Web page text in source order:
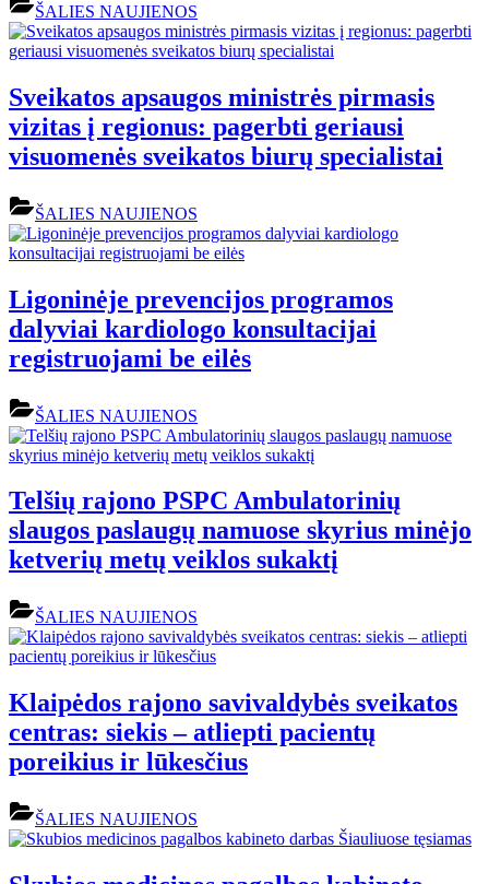
ŠALIES NAUJIENOS
Sveikatos apsaugos ministrės pirmasis
vizitas į regionus: pagerbti geriausi
visuomenės sveikatos biurų specialistai
ŠALIES NAUJIENOS
Ligoninėje prevencijos programos
dalyviai kardiologo konsultacijai
registruojami be eilės
ŠALIES NAUJIENOS
Telšių rajono PSPC Ambulatorinių
slaugos paslaugų namuose skyrius minėjo
ketverių metų veiklos sukaktį
ŠALIES NAUJIENOS
Klaipėdos rajono savivaldybės sveikatos
centras: siekis – atliepti pacientų
poreikius ir lūkesčius
ŠALIES NAUJIENOS